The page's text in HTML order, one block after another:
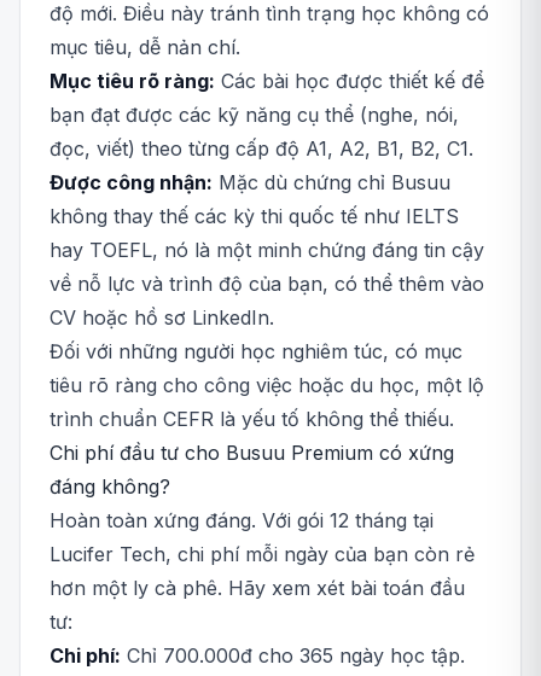
độ mới. Điều này tránh tình trạng học không có
mục tiêu, dễ nản chí.
Mục tiêu rõ ràng: Các bài học được thiết kế để
bạn đạt được các kỹ năng cụ thể (nghe, nói,
đọc, viết) theo từng cấp độ A1, A2, B1, B2, C1.
Được công nhận: Mặc dù chứng chỉ Busuu
không thay thế các kỳ thi quốc tế như IELTS
hay TOEFL, nó là một minh chứng đáng tin cậy
về nỗ lực và trình độ của bạn, có thể thêm vào
CV hoặc hồ sơ LinkedIn.
Đối với những người học nghiêm túc, có mục
tiêu rõ ràng cho công việc hoặc du học, một lộ
trình chuẩn CEFR là yếu tố không thể thiếu.
Chi phí đầu tư cho Busuu Premium có xứng
đáng không?
Hoàn toàn xứng đáng. Với gói 12 tháng tại
Lucifer Tech, chi phí mỗi ngày của bạn còn rẻ
hơn một ly cà phê. Hãy xem xét bài toán đầu
tư:
Chi phí: Chỉ 700.000đ cho 365 ngày học tập.